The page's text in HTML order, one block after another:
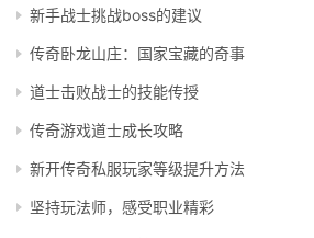
新手战士挑战boss的建议
传奇卧龙山庄：国家宝藏的奇事
道士击败战士的技能传授
传奇游戏道士成长攻略
新开传奇私服玩家等级提升方法
坚持玩法师，感受职业精彩